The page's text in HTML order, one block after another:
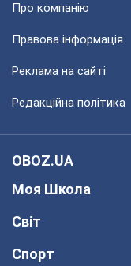
Про компанію
Правова інформація
Реклама на сайті
Редакційна політика
OBOZ.UA
Моя Школа
Світ
Спорт